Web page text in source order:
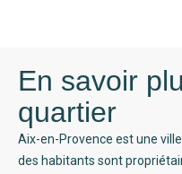
En savoir
quartier
Aix-en-Provence est une
des habitants sont